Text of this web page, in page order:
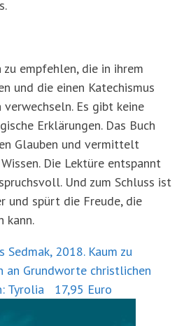
empfehlen, die in ihrem
und die einen Katechismus
Es gibt keine
Erklärungen. Das Buch
Glauben und vermittelt
Die Lektüre entspannt
Und zum Schluss ist
und spürt die Freude, die
kann.
Sedmak, 2018. Kaum zu
an Grundworte christlichen
Tyrolia 17,95 Euro